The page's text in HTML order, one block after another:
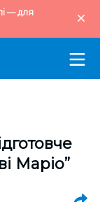
— для
Маріо”